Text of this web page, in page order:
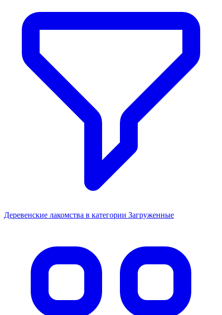
Деревенские лакомства в категории Загруженные